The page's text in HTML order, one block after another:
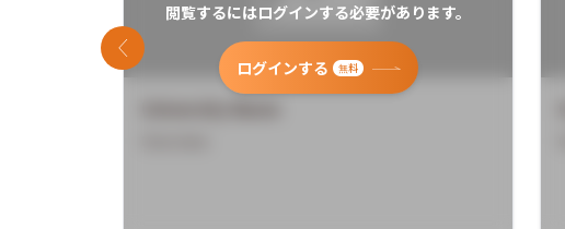
閲覧するにはログインする必要があります。
ログインする 無料
前のスライド